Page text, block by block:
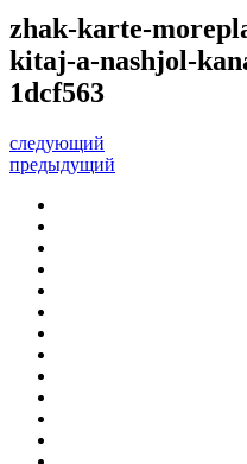
zhak-karte-
kitaj-a-nashjol-
1dcf563
следующий
предыдущий